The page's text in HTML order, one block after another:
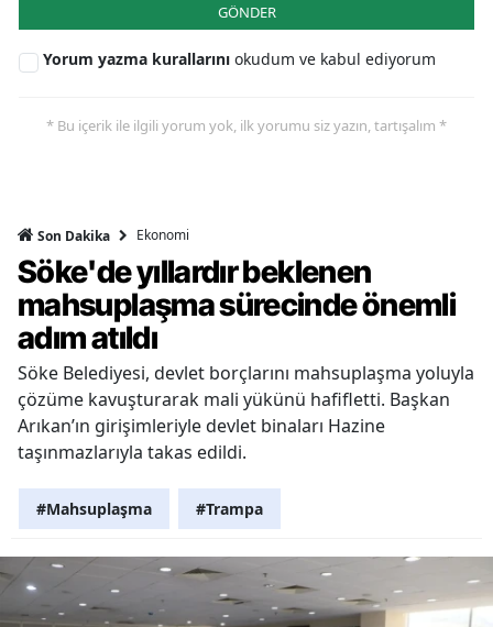
GÖNDER
Yorum yazma kurallarını okudum ve kabul ediyorum
* Bu içerik ile ilgili yorum yok, ilk yorumu siz yazın, tartışalım *
Son Dakika Ekonomi
Söke'de yıllardır beklenen
mahsuplaşma sürecinde önemli
adım atıldı
Söke Belediyesi, devlet borçlarını mahsuplaşma yoluyla
çözüme kavuşturarak mali yükünü hafifletti. Başkan
Arıkan’ın girişimleriyle devlet binaları Hazine
taşınmazlarıyla takas edildi.
#Mahsuplaşma #Trampa